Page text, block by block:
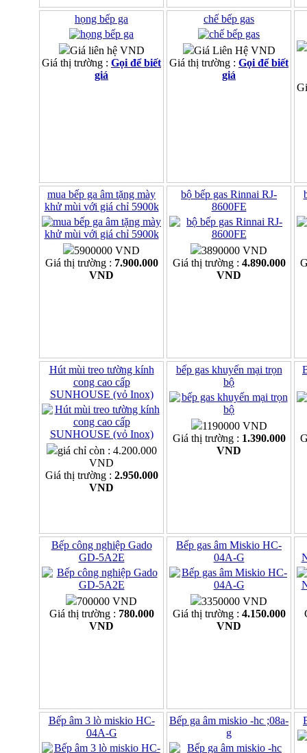
họng bếp ga
Giá liên hệ VND
Giá thị trường : Gọi để biết
giá
chế bếp gas
Giá Liên Hệ VND
Giá thị trường : Gọi để biết
giá
mua bếp ga âm tặng mày
khử mùi với giá chỉ 5900k
5900000 VND
Giá thị trường : 7.900.000
VND
bộ bếp gas Rinnai RJ-
8600FE
3890000 VND
Giá thị trường : 4.890.000
VND
Hút mùi treo tường kính
cong cao cấp
SUNHOUSE (vỏ Inox)
giá chỉ còn : 4.200.000
VND
Giá thị trường : 2.950.000
VND
bếp gas khuyến mại trọn
bộ
1190000 VND
Giá thị trường : 1.390.000
VND
Bếp công nghiệp Gado
GD-5A2E
700000 VND
Giá thị trường : 780.000
VND
Bếp gas âm Miskio HC-
04A-G
3350000 VND
Giá thị trường : 4.150.000
VND
Bếp âm 3 lò miskio HC-
04A-G
Bếp ga âm miskio -hc ;08a-
g